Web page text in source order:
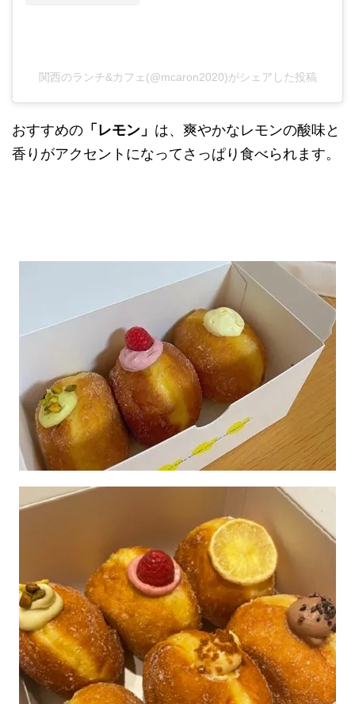
関西のランチ&カフェ(@mcaron2020)がシェアした投稿
おすすめの 「レモン」 は、爽やかなレモンの酸味と
香りがアクセントになってさっぱり食べられます。